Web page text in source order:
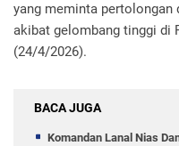
yang meminta pertolongan
akibat gelombang tinggi di
(24/4/2026).
BACA JUGA
Komandan Lanal Nias